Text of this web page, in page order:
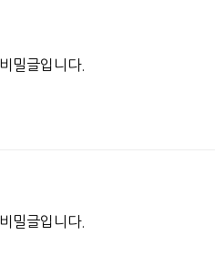
비밀글입니다.
비밀글입니다.